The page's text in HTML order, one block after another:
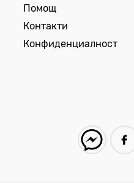
Помощ
Контакти
Конфиденциалност